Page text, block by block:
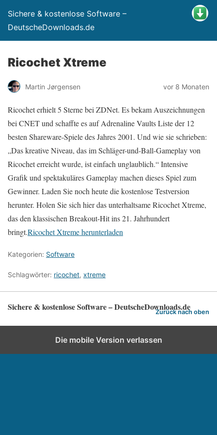
Sichere & kostenlose Software –
DeutscheDownloads.de
Ricochet Xtreme
Martin Jørgensen vor 8 Monaten
Ricochet erhielt 5 Sterne bei ZDNet. Es bekam Auszeichnungen
bei CNET und schaffte es auf Adrenaline Vaults Liste der 12
besten Shareware-Spiele des Jahres 2001. Und wie sie schrieben:
„Das kreative Niveau, das im Schläger-und-Ball-Gameplay von
Ricochet erreicht wurde, ist einfach unglaublich.“ Intensive
Grafik und spektakuläres Gameplay machen dieses Spiel zum
Gewinner. Laden Sie noch heute die kostenlose Testversion
herunter. Holen Sie sich hier das unterhaltsame Ricochet Xtreme,
das den klassischen Breakout-Hit ins 21. Jahrhundert
bringt.Ricochet Xtreme herunterladen
Kategorien: Software
Schlagwörter: ricochet, xtreme
Sichere & kostenlose Software – DeutscheDownloads.de
Zurück nach oben
Die mobile Version verlassen